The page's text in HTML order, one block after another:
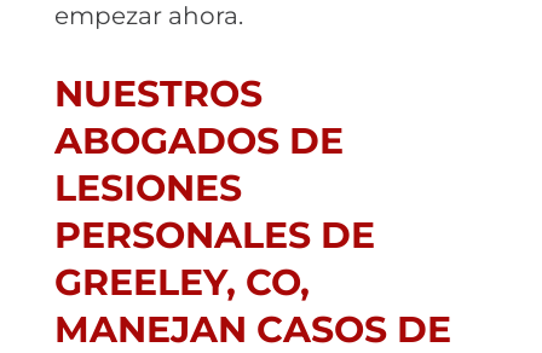
empezar ahora.
NUESTROS
ABOGADOS DE
LESIONES
PERSONALES DE
GREELEY, CO,
MANEJAN CASOS DE